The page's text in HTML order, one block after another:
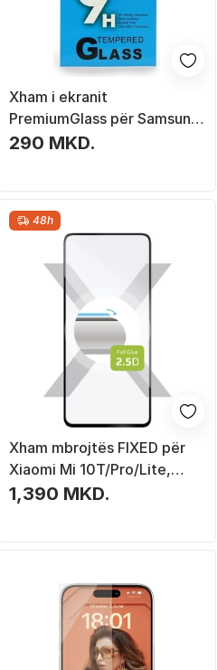
Xham i ekranit
PremiumGlass për Samsung
J4 Plus 2018
290 MKD.
48h
Xham mbrojtës FIXED për
Xiaomi Mi 10T/Pro/Lite,
2.5D, me kornizë të zezë
1,390 MKD.